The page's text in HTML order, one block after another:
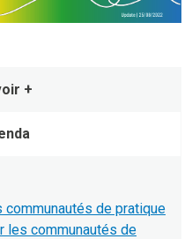
+
de pratique
les communautés de